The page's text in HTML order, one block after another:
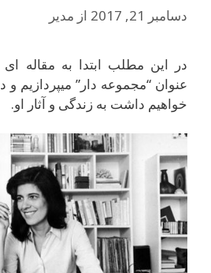
دسامبر 21, 2017 از مدیر
در این مطلب ابتدا به مقاله
عنوان “مجموعه دار” میپردازیم و
خواهیم داشت به زندگی و آثار او.